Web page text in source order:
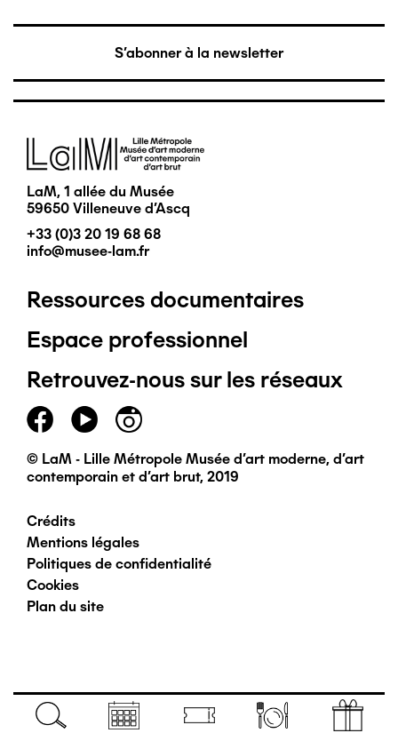
Navigation
S'abonner à la newsletter
Image
LaM, 1 allée du Musée
59650 Villeneuve d'Ascq
+33 (0)3 20 19 68 68
info@musee-lam.fr
Pied
de
page
principal
Ressources documentaires
Espace professionnel
Retrouvez-nous sur les réseaux
© LaM - Lille Métropole Musée d'art moderne, d'art
contemporain et d'art brut, 2019
Pied
de
page
Crédits
Mentions légales
Politiques de confidentialité
Cookies
Plan du site